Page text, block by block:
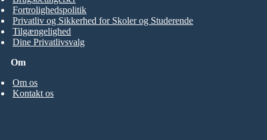
Om
Om os
Kontakt os
Fortrolighedspolitik
Privatliv og Sikkerhed for Skoler og Studerende
Tilgængelighed
Dine Privatlivsvalg